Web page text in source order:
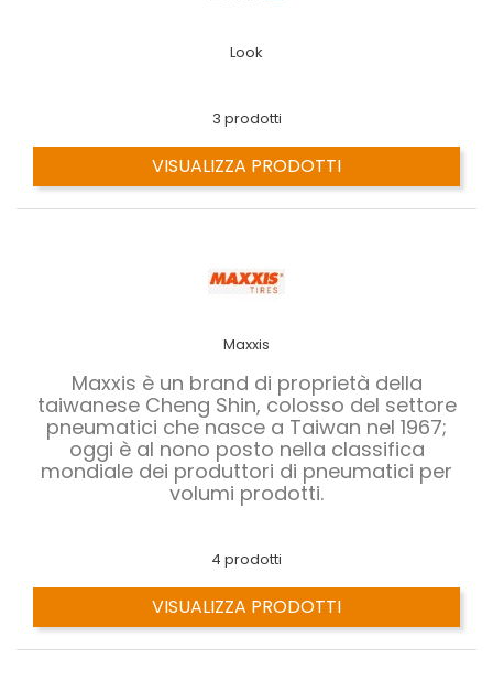
Look
3 prodotti
VISUALIZZA PRODOTTI
Maxxis
Maxxis è un brand di proprietà della
taiwanese Cheng Shin, colosso del settore
pneumatici che nasce a Taiwan nel 1967;
oggi è al nono posto nella classifica
mondiale dei produttori di pneumatici per
volumi prodotti.
4 prodotti
VISUALIZZA PRODOTTI